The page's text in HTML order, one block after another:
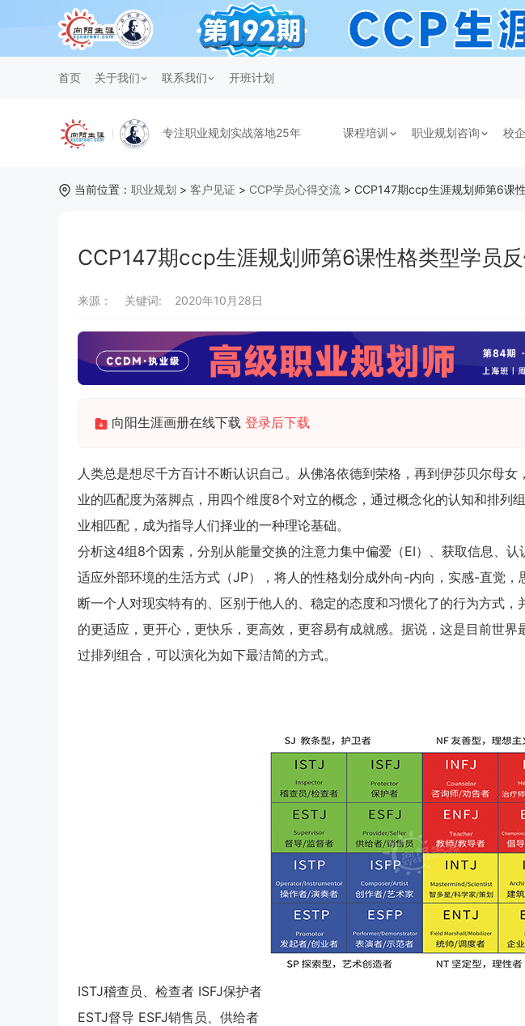
首页 关于我们 联系我们 开班计划
专注职业规划实战落地25年 课程培训 职业规划咨询 校
当前位置： 职业规划 > 客户见证 > CCP学员心得交流 > CCP147期ccp生涯规划师第6课
CCP147期ccp生涯规划师第6课性格类型学员
来源： 关键词: 2020年10月28日
向阳生涯画册在线下载 登录后下载
人类总是想尽千方百计不断认识自己。从佛洛依德到荣格，再到伊莎贝尔母
业的匹配度为落脚点，用四个维度8个对立的概念，通过概念化的认知和排列
业相匹配，成为指导人们择业的一种理论基础。
分析这4组8个因素，分别从能量交换的注意力集中偏爱（EI）、获取信息、认
适应外部环境的生活方式（JP），将人的性格划分成外向-内向，实感-直觉
断一个人对现实特有的、区别于他人的、稳定的态度和习惯化了的行为方式
的更适应，更开心，更快乐，更高效，更容易有成就感。据说，这是目前世
过排列组合，可以演化为如下最洁简的方式。
ISTJ稽查员、检查者 ISFJ保护者
ESTJ督导 ESFJ销售员、供给者